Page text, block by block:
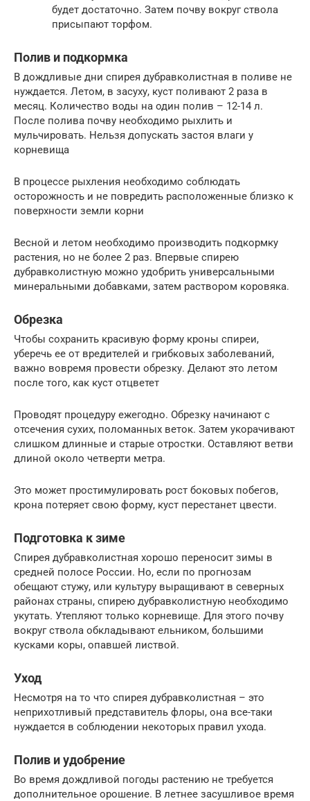
будет достаточно. Затем почву вокруг ствола
присыпают торфом.
Полив и подкормка
В дождливые дни спирея дубравколистная в поливе не
нуждается. Летом, в засуху, куст поливают 2 раза в
месяц. Количество воды на один полив – 12-14 л.
После полива почву необходимо рыхлить и
мульчировать. Нельзя допускать застоя влаги у
корневища
В процессе рыхления необходимо соблюдать
осторожность и не повредить расположенные близко к
поверхности земли корни
Весной и летом необходимо производить подкормку
растения, но не более 2 раз. Впервые спирею
дубравколистную можно удобрить универсальными
минеральными добавками, затем раствором коровяка.
Обрезка
Чтобы сохранить красивую форму кроны спиреи,
уберечь ее от вредителей и грибковых заболеваний,
важно вовремя провести обрезку. Делают это летом
после того, как куст отцветет
Проводят процедуру ежегодно. Обрезку начинают с
отсечения сухих, поломанных веток. Затем укорачивают
слишком длинные и старые отростки. Оставляют ветви
длиной около четверти метра.
Это может простимулировать рост боковых побегов,
крона потеряет свою форму, куст перестанет цвести.
Подготовка к зиме
Спирея дубравколистная хорошо переносит зимы в
средней полосе России. Но, если по прогнозам
обещают стужу, или культуру выращивают в северных
районах страны, спирею дубравколистную необходимо
укутать. Утепляют только корневище. Для этого почву
вокруг ствола обкладывают ельником, большими
кусками коры, опавшей листвой.
Уход
Несмотря на то что спирея дубравколистная – это
неприхотливый представитель флоры, она все-таки
нуждается в соблюдении некоторых правил ухода.
Полив и удобрение
Во время дождливой погоды растению не требуется
дополнительное орошение. В летнее засушливое время